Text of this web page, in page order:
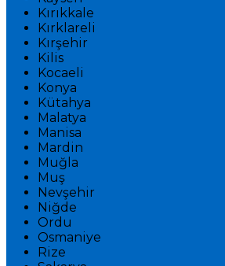
Kırıkkale
Kırklareli
Kırşehir
Kilis
Kocaeli
Konya
Kütahya
Malatya
Manisa
Mardin
Muğla
Muş
Nevşehir
Niğde
Ordu
Osmaniye
Rize